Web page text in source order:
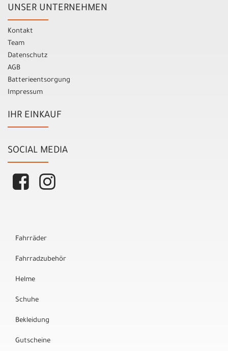
UNSER UNTERNEHMEN
Kontakt
Team
Datenschutz
AGB
Batterieentsorgung
Impressum
IHR EINKAUF
SOCIAL MEDIA
Fahrräder
Fahrradzubehör
Helme
Schuhe
Bekleidung
Gutscheine